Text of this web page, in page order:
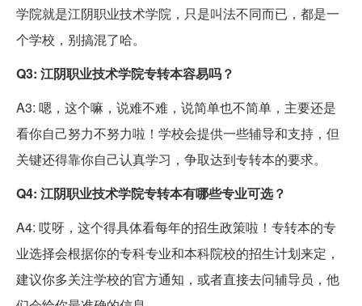
学院就是江阴职业技术学院，只是叫法不同而已，都是一
个学校，别搞混了哈。
Q3: 江阴职业技术学院专转本容易吗？
A3: 嗯，这个嘛，说难不难，说简单也不简单，主要还是
看你自己努力不努力啦！学校会提供一些辅导和支持，但
关键还得靠你自己认真学习，争取达到专转本的要求。
Q4: 江阴职业技术学院专转本有哪些专业可选？
A4: 哎呀，这个得具体看每年的招生政策啦！专转本的专
业选择会根据你的专科专业和本科院校的招生计划来定，
建议你多关注学校的官方通知，或者直接去问辅导员，他